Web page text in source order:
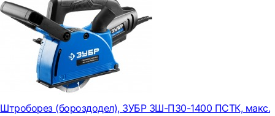
Штроборез (бороздодел), ЗУБР ЗШ-П30-1400 ПСТК, макс.